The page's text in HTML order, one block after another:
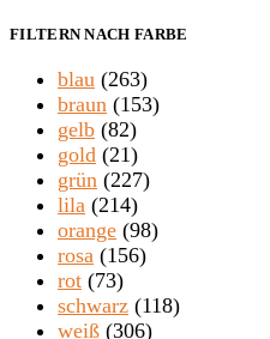
FILTERN NACH FARBE
blau (263)
braun (153)
gelb (82)
gold (21)
grün (227)
lila (214)
orange (98)
rosa (156)
rot (73)
schwarz (118)
weiß (306)